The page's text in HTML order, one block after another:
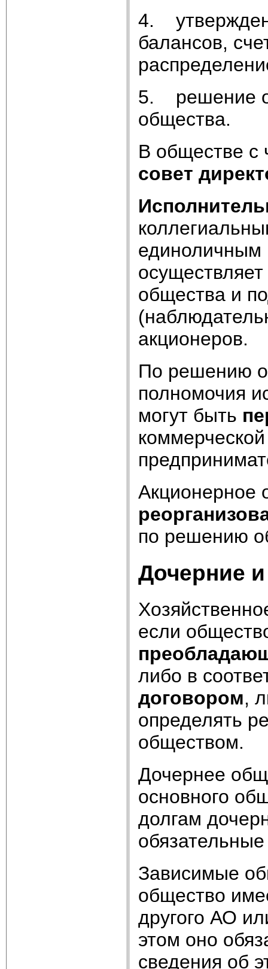
4.
балансов,
5. решение
общества.
В обществе с
совет
единоличным
общества и
акционеров.
По решению
полномочия
могут быть
Акционерное
по решению
Дочерние
если
либо в
договором,
определять
обществом.
Дочернее
основного
долгам
Зависимые
общество
другого АО
этом оно
сведения об